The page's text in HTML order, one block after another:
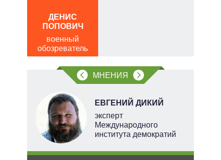
ДЕНИС
ПОПОВИЧ
военный
обозреватель
МНЕНИЯ
ЕВГЕНИЙ ДИКИЙ
эксперт
Международного
института демократий